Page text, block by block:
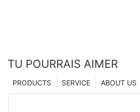
TU POURRAIS AIMER
ABOUT US
SERVICE
PRODUCTS